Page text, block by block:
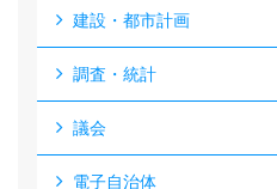
建設・都市計画
調査・統計
議会
電子自治体